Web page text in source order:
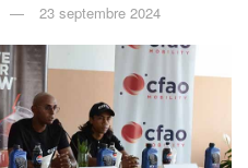
23 septembre 2024